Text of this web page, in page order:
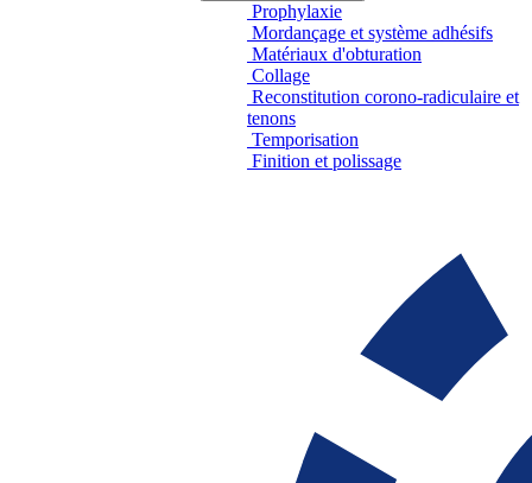
Prophylaxie
Mordançage et système adhésifs
Matériaux d'obturation
Collage
Reconstitution corono-radiculaire et
tenons
Temporisation
Finition et polissage